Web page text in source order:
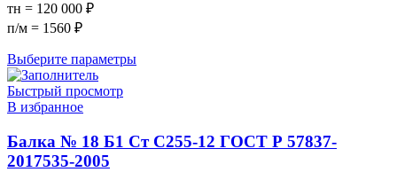
тн = 120 000 ₽
п/м = 1560 ₽
Выберите параметры
Быстрый просмотр
В избранное
Балка № 18 Б1 Ст С255-12 ГОСТ Р 57837-
2017535-2005